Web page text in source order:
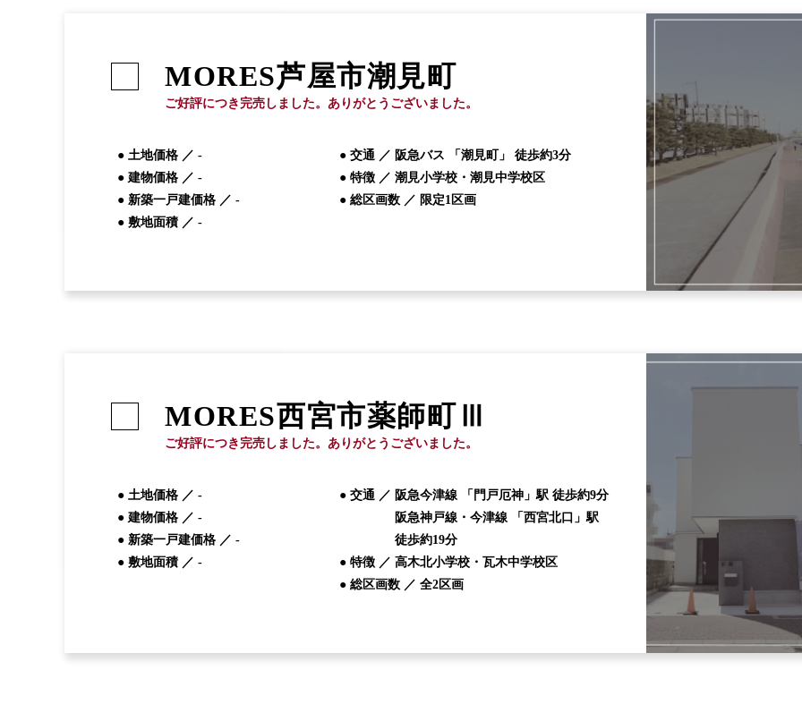
MORES芦屋市潮見町
ご好評につき完売しました。ありがとうございました。
● 土地価格 ／ -
● 建物価格 ／ -
● 新築一戸建価格 ／ -
● 敷地面積 ／ -
● 交通 ／ 阪急バス 「潮見町」 徒歩約3分
● 特徴 ／ 潮見小学校・潮見中学校区
● 総区画数 ／ 限定1区画
MORES西宮市薬師町Ⅲ
ご好評につき完売しました。ありがとうございました。
● 土地価格 ／ -
● 建物価格 ／ -
● 新築一戸建価格 ／ -
● 敷地面積 ／ -
● 交通 ／ 阪急今津線 「門戸厄神」駅 徒歩約9分
阪急神戸線・今津線 「西宮北口」駅
徒歩約19分
● 特徴 ／ 高木北小学校・瓦木中学校区
● 総区画数 ／ 全2区画